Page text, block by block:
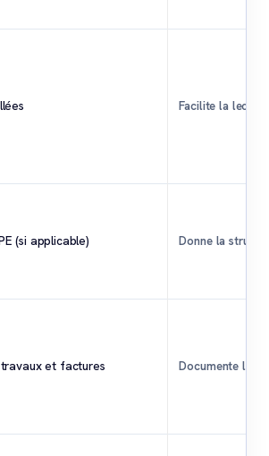
Facilite la
(si applicable) Donne la
et factures Documente